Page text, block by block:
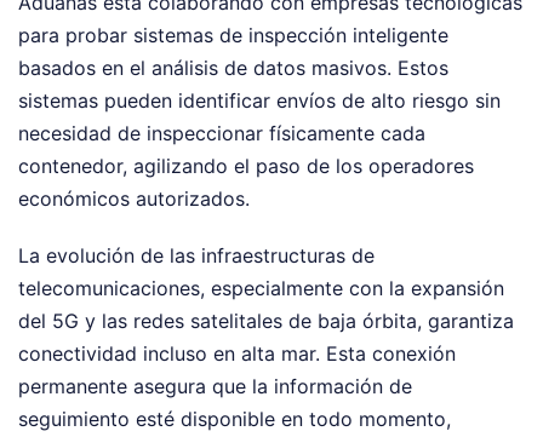
para probar sistemas de inspección inteligente
basados en el análisis de datos masivos. Estos
sistemas pueden identificar envíos de alto riesgo sin
necesidad de inspeccionar físicamente cada
contenedor, agilizando el paso de los operadores
económicos autorizados.
La evolución de las infraestructuras de
telecomunicaciones, especialmente con la expansión
del 5G y las redes satelitales de baja órbita, garantiza
conectividad incluso en alta mar. Esta conexión
permanente asegura que la información de
seguimiento esté disponible en todo momento,